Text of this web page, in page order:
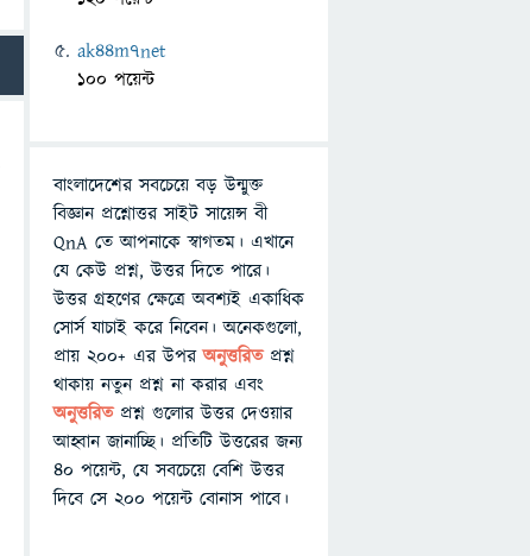
ak44m7net
100 পয়েন্ট
বাংলাদেশের সবচেয়ে বড় উন্মুক্ত
বিজ্ঞান প্রশ্নোত্তর সাইট সায়েন্স বী
QnA তে আপনাকে স্বাগতম। এখানে
যে কেউ প্রশ্ন, উত্তর দিতে পারে।
উত্তর গ্রহণের ক্ষেত্রে অবশ্যই একাধিক
সোর্স যাচাই করে নিবেন। অনেকগুলো,
প্রায় ২০০+ এর উপরঅনুত্তরিতপ্রশ্ন
থাকায় নতুন প্রশ্ন না করার এবং
অনুত্তরিত প্রশ্ন গুলোর উত্তর দেওয়ার
আহ্বান জানাচ্ছি। প্রতিটি উত্তরের জন্য
৪০ পয়েন্ট, যে সবচেয়ে বেশি উত্তর
দিবে সে ২০০ পয়েন্ট বোনাস পাবে।